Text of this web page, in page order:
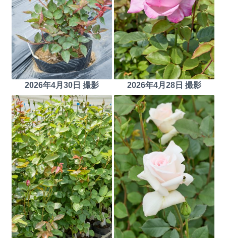
2026年4月30日 撮影 2026年4月28日 撮影